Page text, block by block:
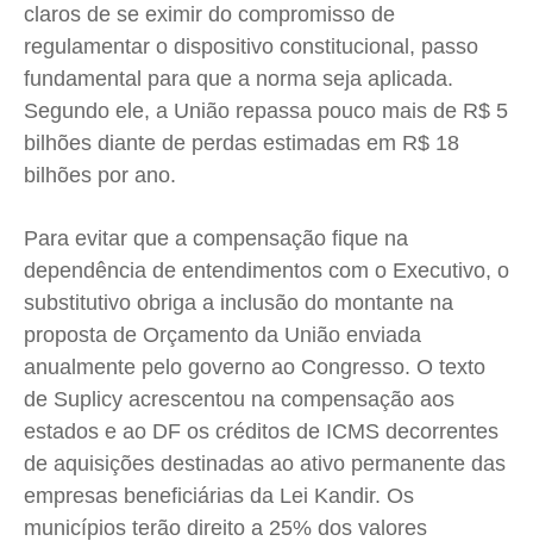
claros de se eximir do compromisso de
regulamentar o dispositivo constitucional, passo
fundamental para que a norma seja aplicada.
Segundo ele, a União repassa pouco mais de R$ 5
bilhões diante de perdas estimadas em R$ 18
bilhões por ano.
Para evitar que a compensação fique na
dependência de entendimentos com o Executivo, o
substitutivo obriga a inclusão do montante na
proposta de Orçamento da União enviada
anualmente pelo governo ao Congresso. O texto
de Suplicy acrescentou na compensação aos
estados e ao DF os créditos de ICMS decorrentes
de aquisições destinadas ao ativo permanente das
empresas beneficiárias da Lei Kandir. Os
municípios terão direito a 25% dos valores